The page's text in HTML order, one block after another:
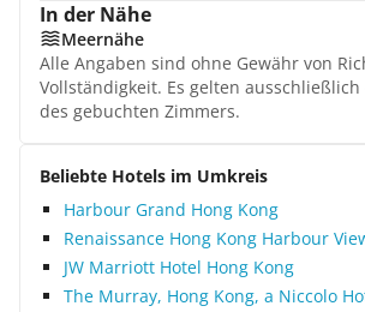
In der Nähe
Meernähe
Alle Angaben sind ohne Gewähr von
Vollständigkeit. Es gelten
des gebuchten Zimmers.
Beliebte Hotels im Umkreis
Harbour Grand Hong Kong
Renaissance Hong Kong Harbour
JW Marriott Hotel Hong Kong
The Murray, Hong Kong, a Niccolo